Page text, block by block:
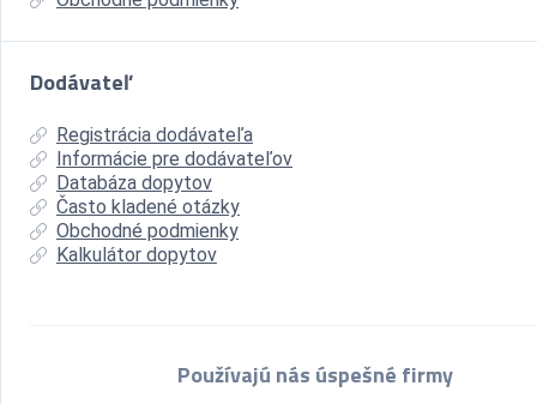
Dodávateľ
Registrácia dodávateľa
Informácie pre dodávateľov
Databáza dopytov
Často kladené otázky
Obchodné podmienky
Kalkulátor dopytov
Používajú nás úspešné firmy